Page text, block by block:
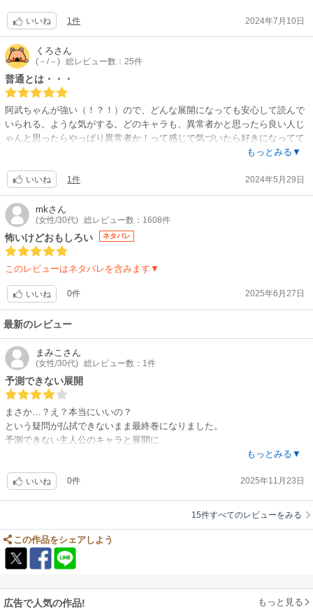
きです。
続きが楽しみなお勧め作品です！！
追記
最終巻を読み終えて最高でした！！
前巻だけが私的に微妙だったので大丈夫か？と思いましたが杞憂でし
た！！最後までイカれてて暖かみがあって素晴らしいラストでした！！安
心して読んでください！！
いいね 1件 2024年7月10日
くろさん
(－/－) 総レビュー数：25件
普通とは・・・
阿武ちゃんが強い（！？！）ので、どんな展開になっても安心して読んで
いられる。ような気がする。どのキャラも、異常者かと思ったら良い人じ
ゃんと思ったらやっぱり異常者か！って感じで気づいたら好きになってて
頭おかしくなるけど、めっちゃ面白いです。あと擬音がおかしい。
もっとみる▼
いいね 1件 2024年5月29日
mkさん
(女性/30代) 総レビュー数：1608件
怖いけどおもしろい ネタバレ
このレビューはネタバレを含みます▼
いいね 0件 2025年6月27日
最新のレビュー
まみこ さん
(女性/30代) 総レビュー数：1件
予測できない展開
まさか…？え？本当にいいの？
という疑問が払拭できないまま最終巻になりました。
予測できない主人公のキャラと展開に
もっとみる▼
いいね 0件 2025年11月23日
15件すべてのレビューをみる
この作品をシェアしよう
広告で人気の作品! もっと見る